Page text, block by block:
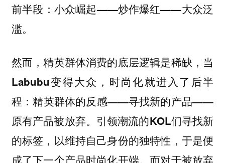
前半段：小众崛起——炒作爆红——大众泛
滥。
然而，精英群体消费的底层逻辑是稀缺，当
Labubu变得大众，时尚化就进入了后半
程：精英群体的反感——寻找新的产品——
原有产品被放弃。引领潮流的KOL们寻找新
的标签，以维持自己身份的独特性，于是便
成了下一个产品时尚化开端。而对于被放弃